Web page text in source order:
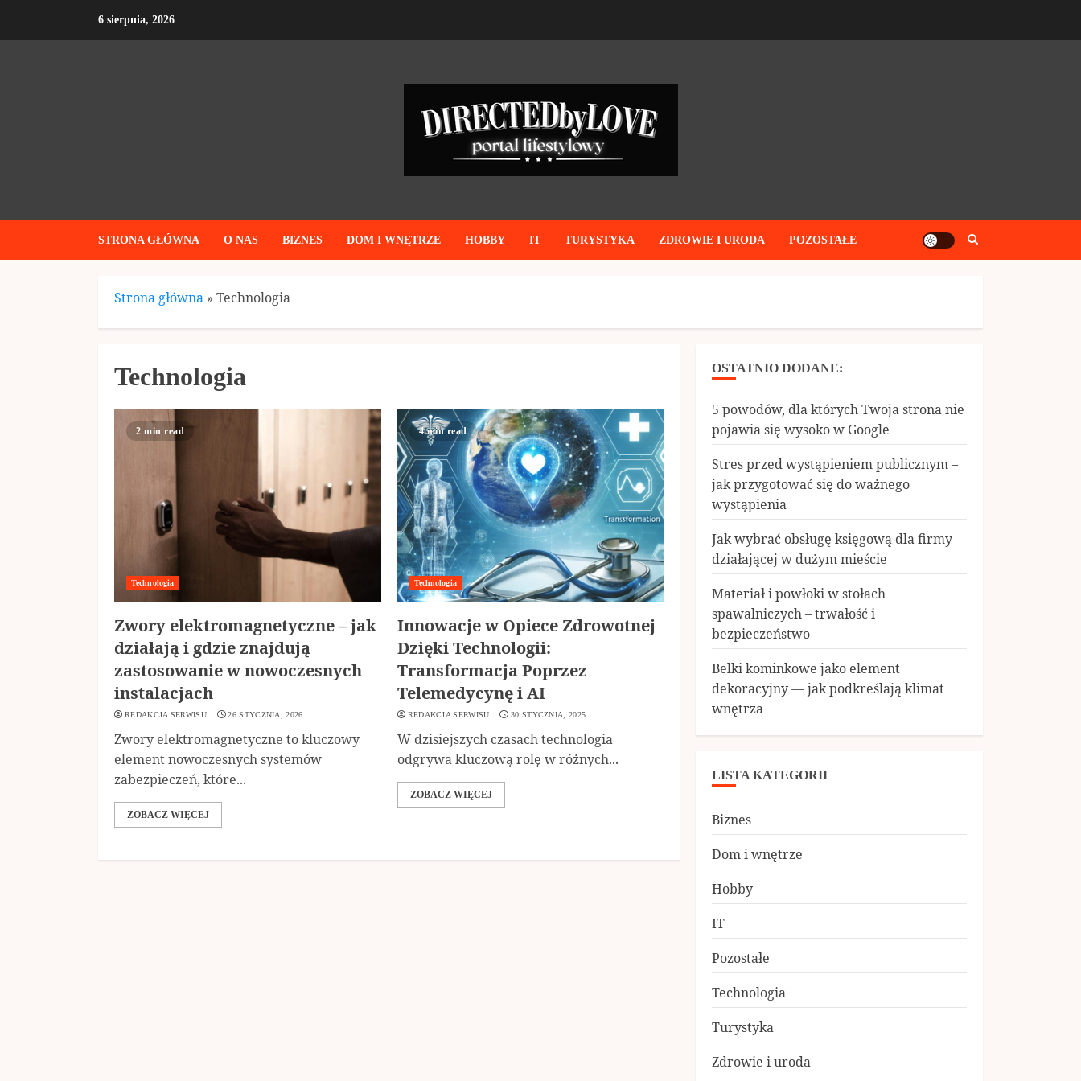
6 sierpnia, 2026
STRONA GŁÓWNA O NAS BIZNES DOM I WNĘTRZE HOBBY IT TURYSTYKA ZDROWIE I URODA POZOSTAŁE
Strona główna » Technologia
Technologia
2 min read
Technologia
Zwory elektromagnetyczne – jak
działają i gdzie znajdują
zastosowanie w nowoczesnych
instalacjach
REDAKCJA SERWISU 26 STYCZNIA, 2026
Zwory elektromagnetyczne to kluczowy
element nowoczesnych systemów
zabezpieczeń, które...
ZOBACZ WIĘCEJ
4 min read
Technologia
Innowacje w Opiece Zdrowotnej
Dzięki Technologii:
Transformacja Poprzez
Telemedycynę i AI
REDAKCJA SERWISU 30 STYCZNIA, 2025
W dzisiejszych czasach technologia
odgrywa kluczową rolę w różnych...
ZOBACZ WIĘCEJ
OSTATNIO DODANE:
5 powodów, dla których Twoja strona nie
pojawia się wysoko w Google
Stres przed wystąpieniem publicznym –
jak przygotować się do ważnego
wystąpienia
Jak wybrać obsługę księgową dla firmy
działającej w dużym mieście
Materiał i powłoki w stołach
spawalniczych – trwałość i
bezpieczeństwo
Belki kominkowe jako element
dekoracyjny — jak podkreślają klimat
wnętrza
LISTA KATEGORII
Biznes
Dom i wnętrze
Hobby
IT
Pozostałe
Technologia
Turystyka
Zdrowie i uroda